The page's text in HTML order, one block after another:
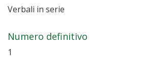
Verbali in serie
Numero definitivo
1